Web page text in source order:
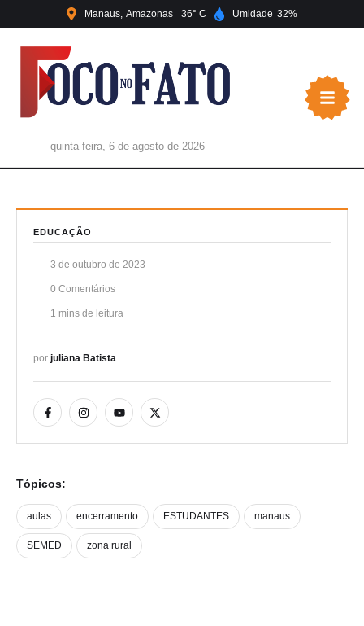
Manaus Amazonas 36 Umidade 32
quinta-feira, 6 de agosto de 2026
EDUCAÇÃO
3 de outubro de 2023
0 Comentários
1 mins de leitura
por juliana Batista
Tópicos:
aulas encerramento ESTUDANTES manaus
SEMED zona rural